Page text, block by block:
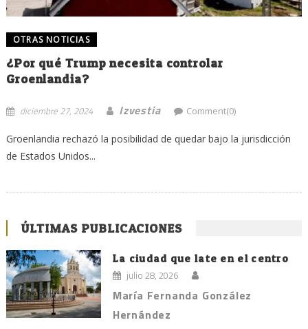
OTRAS NOTICIAS
¿Por qué Trump necesita controlar
Groenlandia?
diciembre 27, 2024 Izvestia Comment(0)
Groenlandia rechazó la posibilidad de quedar bajo la jurisdicción
de Estados Unidos...
ÚLTIMAS PUBLICACIONES
La ciudad que late en el centro
julio 28, 2026
María Fernanda González
Hernández